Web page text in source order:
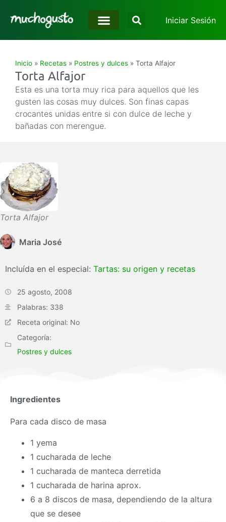
Iniciar Sesión
Inicio » Recetas » Postres y dulces » Torta Alfajor
Torta Alfajor
Esta es una torta muy rica para aquellos que les
gusten las cosas muy dulces. Son finas capas
crocantes unidas entre si con dulce de leche y
bañadas con merengue.
Torta Alfajor
Maria José
Incluída en el especial: Tartas: su origen y recetas
25 agosto, 2008
Palabras: 338
Receta original: No
Categoría:
Postres y dulces
Ingredientes
Para cada disco de masa
1 yema
1 cucharada de leche
1 cucharada de manteca derretida
1 cucharada de harina aprox.
6 a 8 discos de masa, dependiendo de la altura
que se desee